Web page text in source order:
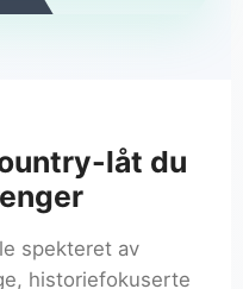
låt du
spekteret av
historiefokuserte